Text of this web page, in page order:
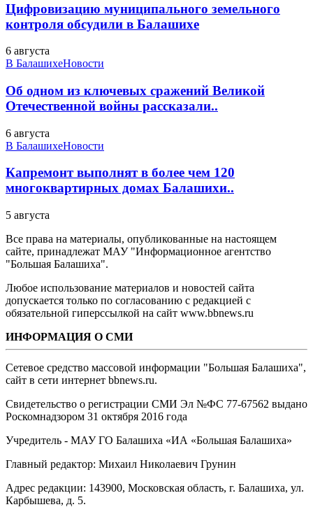
Цифровизацию муниципального земельного
контроля обсудили в Балашихе
6 августа
В БалашихеНовости
Об одном из ключевых сражений Великой
Отечественной войны рассказали..
6 августа
В БалашихеНовости
Капремонт выполнят в более чем 120
многоквартирных домах Балашихи..
5 августа
Все права на материалы, опубликованные на настоящем
сайте, принадлежат МАУ "Информационное агентство
"Большая Балашиха".
Любое использование материалов и новостей сайта
допускается только по согласованию с редакцией с
обязательной гиперссылкой на сайт www.bbnews.ru
ИНФОРМАЦИЯ О СМИ
Сетевое средство массовой информации "Большая Балашиха",
сайт в сети интернет bbnews.ru.
Свидетельство о регистрации СМИ Эл №ФС ‎77-67562 выдано
Роскомнадзором 31 октября 2016 года
Учредитель - МАУ ГО Балашиха «ИА «Большая Балашиха»
Главный редактор: Михаил Николаевич Грунин
Адрес редакции: 143900, Московская область, г. Балашиха, ул.
Карбышева, д. 5.